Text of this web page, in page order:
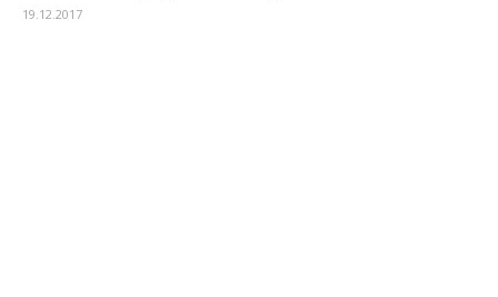
19.12.2017